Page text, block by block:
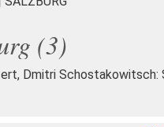
(3)
Dmitri Schostakowitsch: